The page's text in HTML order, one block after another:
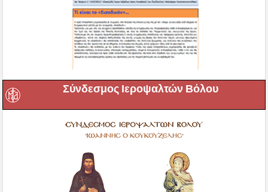
Σύνδεσμος Ιεροψαλτών Βόλου